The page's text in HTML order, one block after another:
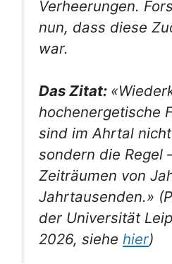
Verheerungen.
nun, dass diese
war.
Das Zitat:
hochenergetische
sind im Ahrtal
sondern die Regel
Zeiträumen von
Jahrtausenden.»
der Universität
2026, siehe hier)